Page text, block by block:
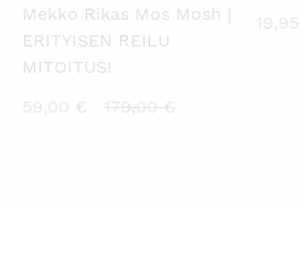
Mekko Rikas Mos Mosh |
ERITYISEN REILU
MITOITUS!
59,00 €
Nykyinen
179,00€Alkuperäinen
19,95